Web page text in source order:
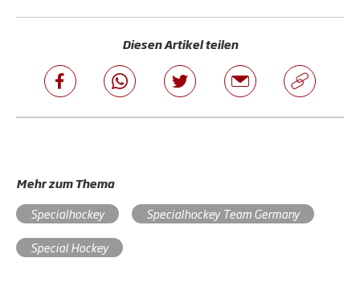
Diesen Artikel teilen
Mehr zum Thema
Specialhockey
Specialhockey Team Germany
Special Hockey